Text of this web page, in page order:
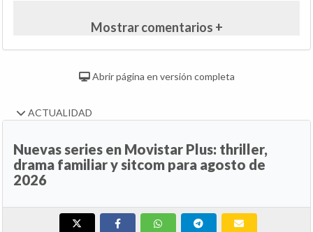
Mostrar comentarios +
Abrir página en versión completa
ACTUALIDAD
Nuevas series en Movistar Plus: thriller,
drama familiar y sitcom para agosto de
2026